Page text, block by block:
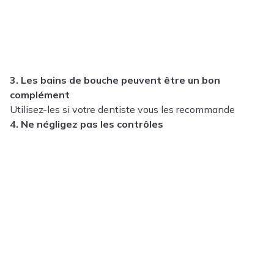
3. Les bains de bouche peuvent être un bon
complément
Utilisez-les si votre dentiste vous les recommande
4. Ne négligez pas les contrôles